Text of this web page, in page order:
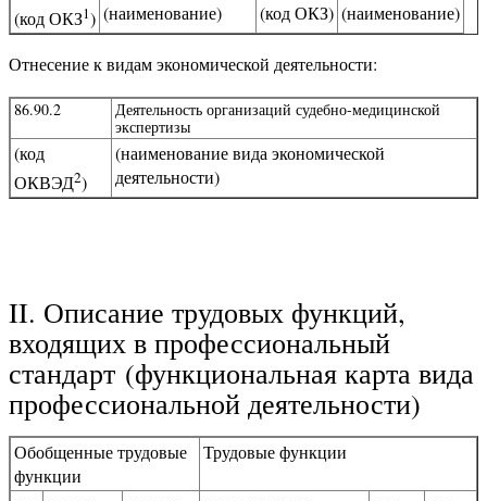
(код ОКЗ1) (наименование) (код ОКЗ) (наименование)
Отнесение к видам экономической деятельности:
86.90.2
Деятельность организаций судебно-медицинской
экспертизы
(код
ОКВЭД2)
(наименование вида экономической
деятельности)
II. Описание трудовых функций,
входящих в профессиональный
стандарт (функциональная карта вида
профессиональной деятельности)
Обобщенные трудовые
функции
Трудовые функции